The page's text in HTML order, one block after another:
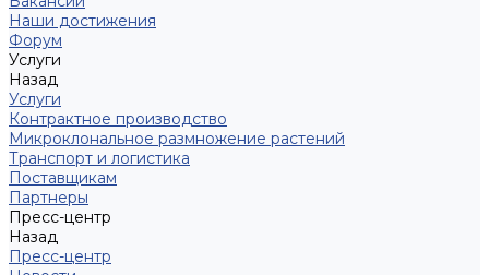
Наши достижения
Форум
Услуги
Назад
Услуги
Контрактное производство
Микроклональное размножение растений
Транспорт и логистика
Поставщикам
Партнеры
Пресс-центр
Назад
Пресс-центр